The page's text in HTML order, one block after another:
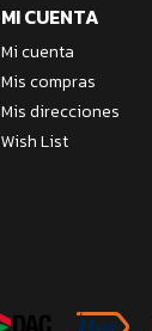
MI CUENTA
Mi cuenta
Mis compras
Mis direcciones
Wish List